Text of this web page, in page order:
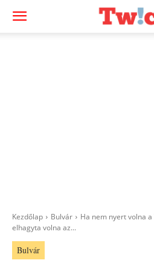
Kezdőlap Bulvár
Ha nem nyert volna
elhagyta volna az...
Bulvár